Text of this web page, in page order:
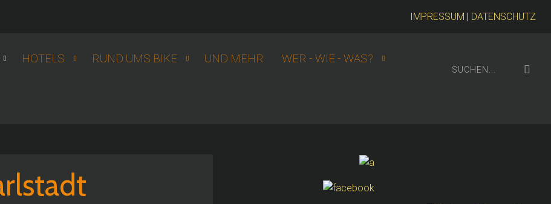
IMPRESSUM | DATENSCHUTZ
HOTELS RUND UMS BIKE UND MEHR
WER - WIE - WAS?